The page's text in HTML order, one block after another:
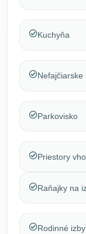
Kuchyňa
Nefajčiarske
Parkovisko
Priestory
Raňajky na
Rodinné izby